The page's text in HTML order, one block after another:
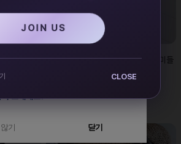
트랩 플랫
여름 여자 샌들힐 편한 스퀘어 쪼리 미들
87,000원51,000원
JOIN US
CLOSE
기 닫기